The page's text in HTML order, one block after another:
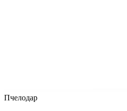
Пчелодар